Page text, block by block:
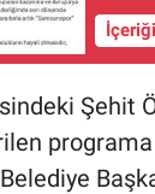
Şehit